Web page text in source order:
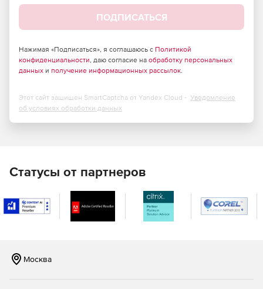
ПОДПИСАТЬСЯ
Нажимая «Подписаться», я соглашаюсь с Политикой
конфиденциальности, даю согласие на обработку персональных
данных и получение информационных рассылок.
Этот сайт защищен SmartCaptcha от Yandex Cloud - Уведомление
об условиях обработки данных
Статусы от партнеров
Москва